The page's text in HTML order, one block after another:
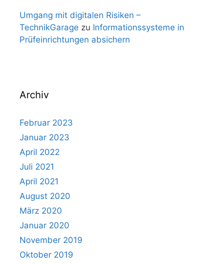
Umgang mit digitalen Risiken –
TechnikGarage zu Informationssysteme in
Prüfeinrichtungen absichern
Archiv
Februar 2023
Januar 2023
April 2022
Juli 2021
April 2021
August 2020
März 2020
Januar 2020
November 2019
Oktober 2019